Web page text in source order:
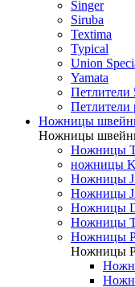
Singer
Siruba
Textima
Typical
Union
Yamata
Петлители
Петлители
Ножницы
Ножницы
Ножницы
ножницы
Ножницы
Ножницы
Ножницы
Ножницы
Ножницы
Ножницы